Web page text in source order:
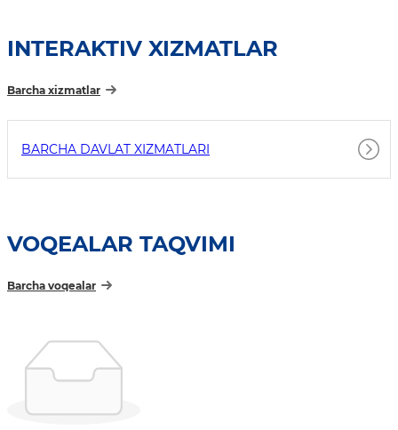
INTERAKTIV XIZMATLAR
Barcha xizmatlar
BARCHA DAVLAT XIZMATLARI
VOQEALAR TAQVIMI
Barcha voqealar